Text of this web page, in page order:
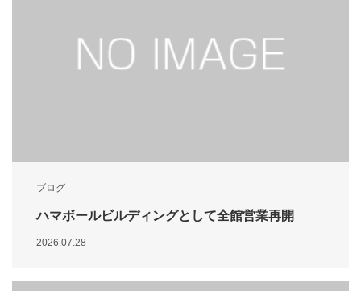
ブログ
ハマボールビルディングとして全館営業再開
2026.07.28